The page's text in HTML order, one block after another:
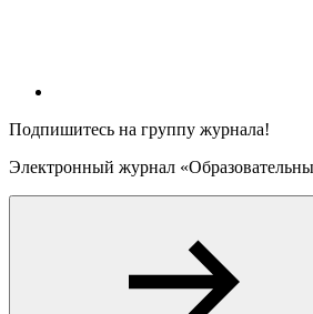
Подпишитесь на группу журнала!
Электронный журнал